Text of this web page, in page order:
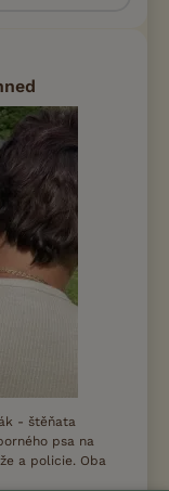
- štěňata
psa na
a policie. Oba